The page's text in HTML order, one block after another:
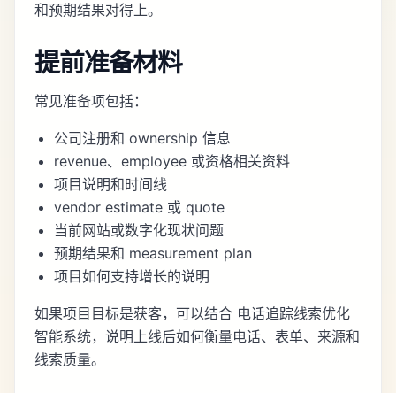
和预期结果对得上。
提前准备材料
常见准备项包括：
公司注册和 ownership 信息
revenue、employee 或资格相关资料
项目说明和时间线
vendor estimate 或 quote
当前网站或数字化现状问题
预期结果和 measurement plan
项目如何支持增长的说明
如果项目目标是获客，可以结合 电话追踪线索优化
智能系统，说明上线后如何衡量电话、表单、来源和
线索质量。